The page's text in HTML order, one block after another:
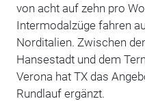
von acht auf zehn pro
Intermodalzüge fahren
Norditalien. Zwischen
Hansestadt und dem
Verona hat TX das
Rundlauf ergänzt.